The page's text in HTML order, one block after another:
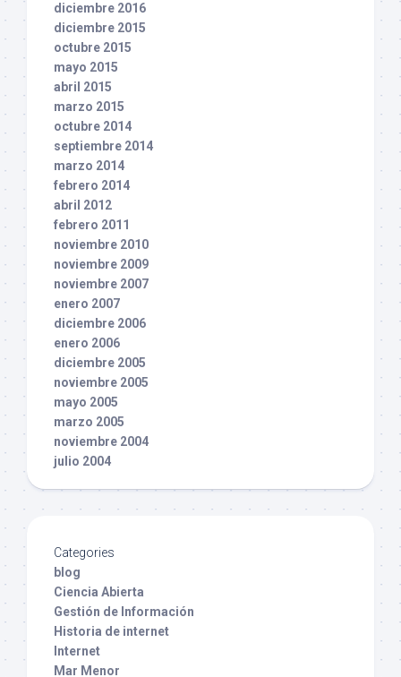
diciembre 2016
diciembre 2015
octubre 2015
mayo 2015
abril 2015
marzo 2015
octubre 2014
septiembre 2014
marzo 2014
febrero 2014
abril 2012
febrero 2011
noviembre 2010
noviembre 2009
noviembre 2007
enero 2007
diciembre 2006
enero 2006
diciembre 2005
noviembre 2005
mayo 2005
marzo 2005
noviembre 2004
julio 2004
Categories
blog
Ciencia Abierta
Gestión de Información
Historia de internet
Internet
Mar Menor